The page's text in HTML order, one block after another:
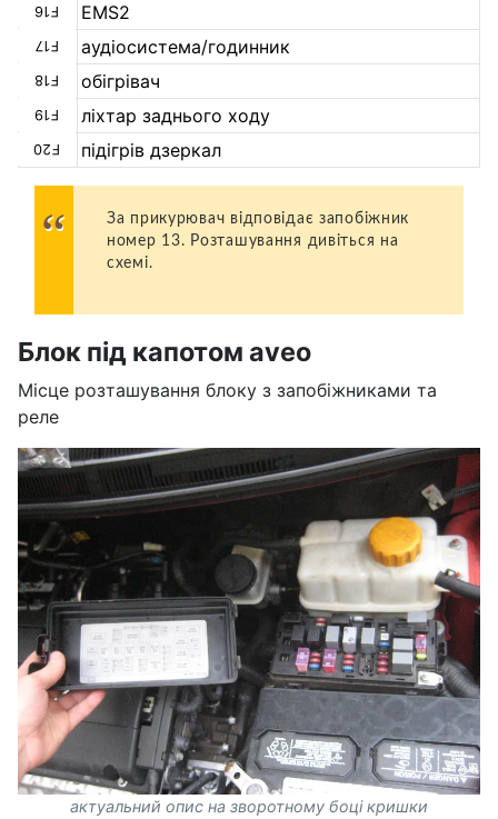
F16 EMS2
F17 аудіосистема/годинник
F18 обігрівач
F19 ліхтар заднього ходу
F20 підігрів дзеркал
За прикурювач відповідає запобіжник
номер 13. Розташування дивіться на
схемі.
Блок під капотом aveo
Місце розташування блоку з запобіжниками та
реле
актуальний опис на зворотному боці кришки